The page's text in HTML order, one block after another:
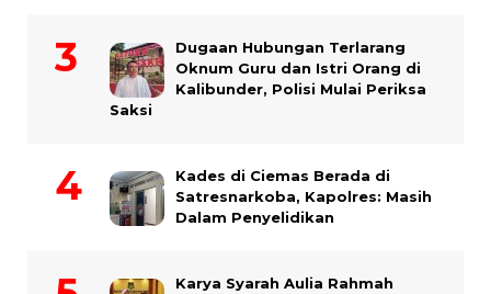
Dugaan Hubungan Terlarang
Oknum Guru dan Istri Orang di
Kalibunder, Polisi Mulai Periksa
Saksi
Kades di Ciemas Berada di
Satresnarkoba, Kapolres: Masih
Dalam Penyelidikan
Karya Syarah Aulia Rahmah